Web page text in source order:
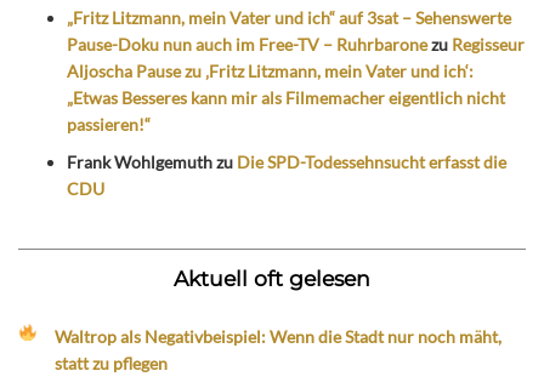
„Fritz Litzmann, mein Vater und ich“ auf 3sat – Sehenswerte
Pause-Doku nun auch im Free-TV – Ruhrbaronezu Regisseur
Aljoscha Pause zu ‚Fritz Litzmann, mein Vater und ich‘:
„Etwas Besseres kann mir als Filmemacher eigentlich nicht
passieren!“
Frank Wohlgemuthzu Die SPD-Todessehnsucht erfasst die
CDU
Aktuell oft gelesen
Waltrop als Negativbeispiel: Wenn die Stadt nur noch mäht,
statt zu pflegen